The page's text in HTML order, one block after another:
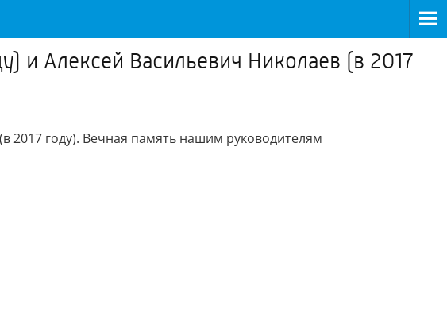
и Алексей Васильевич Николаев (в 2017
2017 году). Вечная память нашим руководителям